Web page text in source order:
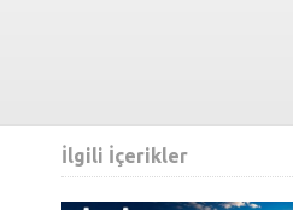
İlgili İçerikler